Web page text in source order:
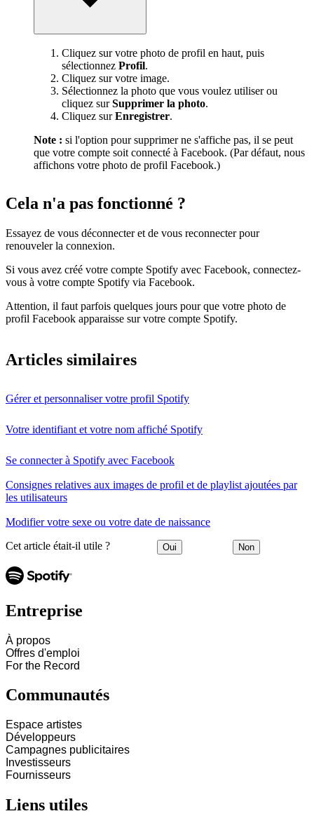
Cliquez sur votre photo de profil en haut, puis
sélectionnez Profil.
Cliquez sur votre image.
Sélectionnez la photo que vous voulez utiliser ou
cliquez surSupprimer la photo.
Cliquez surEnregistrer.
Note : si l'option pour supprimer ne s'affiche pas, il se peut
que votre compte soit connecté à Facebook. (Par défaut, nous
affichons votre photo de profil Facebook.)
Cela n'a pas fonctionné ?
Essayez de vous déconnecter et de vous reconnecter pour
renouveler la connexion.
Si vous avez créé votre compte Spotify avec Facebook, connectez-
vous à votre compte Spotify via Facebook.
Attention, il faut parfois quelques jours pour que votre photo de
profil Facebook apparaisse sur votre compte Spotify.
Articles similaires
Gérer et personnaliser votre profil Spotify
Votre identifiant et votre nom affiché Spotify
Se connecter à Spotify avec Facebook
Consignes relatives aux images de profil et de playlist ajoutées par
les utilisateurs
Modifier votre sexe ou votre date de naissance
Cet article était-il utile ? Oui Non
Entreprise
À propos
Offres d'emploi
For the Record
Communautés
Espace artistes
Développeurs
Campagnes publicitaires
Investisseurs
Fournisseurs
Liens utiles